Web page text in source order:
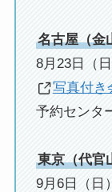
名古屋（金
8月23日（
写真付き
予約センタ
東京（代官
9月6日（日